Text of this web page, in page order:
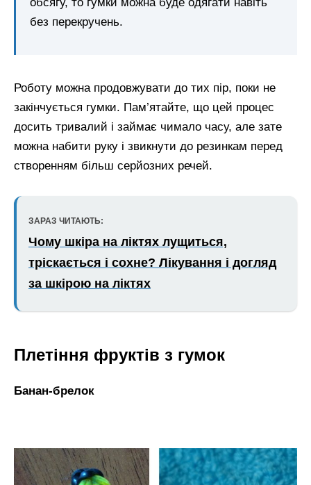
обсягу, то гумки можна буде одягати навіть
без перекручень.
Роботу можна продовжувати до тих пір, поки не
закінчується гумки. Пам’ятайте, що цей процес
досить тривалий і займає чимало часу, але зате
можна набити руку і звикнути до резинкам перед
створенням більш серйозних речей.
ЗАРАЗ ЧИТАЮТЬ:
Чому шкіра на ліктях лущиться,
тріскається і сохне? Лікування і догляд
за шкірою на ліктях
Плетіння фруктів з гумок
Банан-брелок